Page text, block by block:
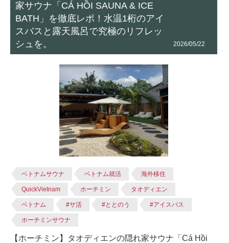
家サウナ「CÁ HỒI SAUNA & ICE
BATH」を徹底レポ！水温1桁のアイ
スバスと露天風呂で究極のリフレッ
シュを。
2026/05/22
ベトナムサウナ ベトナム就活 海外移住
QuickVietnam ホーチミン タオディエン
ベトナム #サ活 #ととのう #アイスバス
ホーチミンサウナ
【ホーチミン】タオディエンの隠れ家サウナ「Cá Hồi